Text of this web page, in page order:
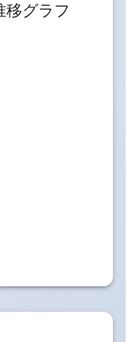
移グラフ